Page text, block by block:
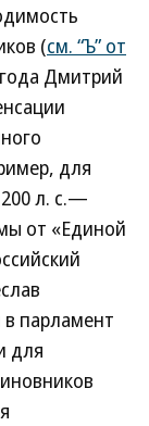
(см. “Ъ” от
Дмитрий
для
л. с.—
от «Единой
в парламент
для